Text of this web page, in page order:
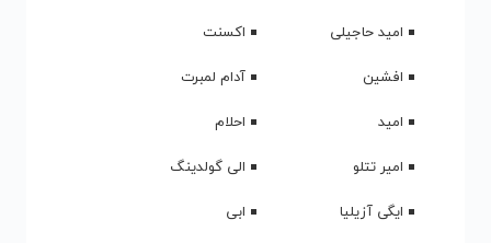
امید حاجیلی
اکسنت
افشین
آدام لمبرت
امید
احلام
امیر تتلو
الی گولدینگ
ایگی آزیلیا
ابی